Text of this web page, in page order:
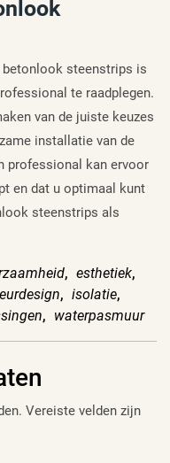
steenstrips is
te raadplegen.
van de juiste keuzes
installatie van de
professional kan ervoor
en dat u optimaal kunt
steenstrips als
, esthetiek,
, isolatie,
, waterpasmuur
Vereiste velden zijn